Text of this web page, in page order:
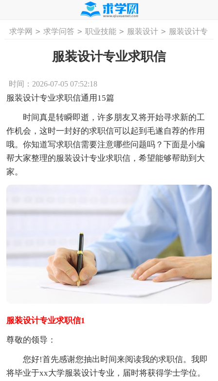
首页 工作计划 活动计划 学习计划
求学网 > 求学问答 > 职业技能 > 服装设计 > 服装设计专
服装设计专业求职信
时间：2026-07-05 07:52:18
服装设计专业求职信通用15篇
时间真是转瞬即逝，许多朋友又将开始寻求新的工
作机会，这时一封好的求职信可以起到毛遂自荐的作用
哦。你知道写求职信需要注意哪些问题吗？下面是小编
帮大家整理的服装设计专业求职信，希望能够帮助到大
家。
服装设计专业求职信1
尊敬的领导：
您好!首先感谢您抽出时间来阅读我的求职信。我即
将毕业于xx大学服装设计专业，届时将获得学士学位。